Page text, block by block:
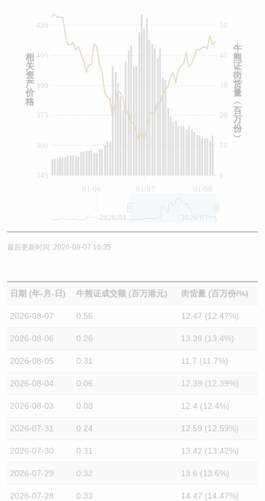
01/07
01/06 01/08
0
40
10
20
30
50
360
420
345
375
390
405
2026/04 2026/07
牛
熊
证
街
货
量
︵
百
万
份
︶
相
关
资
产
价
格
最后更新时间: 2026-08-07 16:35
日期 (年-月-日) 牛熊证成交额 (百万港元) 街货量 (百万份/%)
2026-08-07 0.56 12.47 (12.47%)
2026-08-06 0.26 13.39 (13.4%)
2026-08-05 0.31 11.7 (11.7%)
2026-08-04 0.06 12.39 (12.39%)
2026-08-03 0.08 12.4 (12.4%)
2026-07-31 0.24 12.59 (12.59%)
2026-07-30 0.31 13.42 (13.42%)
2026-07-29 0.32 13.6 (13.6%)
2026-07-28 0.33 14.47 (14.47%)
认股证文件及公告 (瑞信)
牛熊证速算机
牛熊证文件及公告
牛熊证文件及公告 (瑞信)
即市板块表现
收市竞价变化